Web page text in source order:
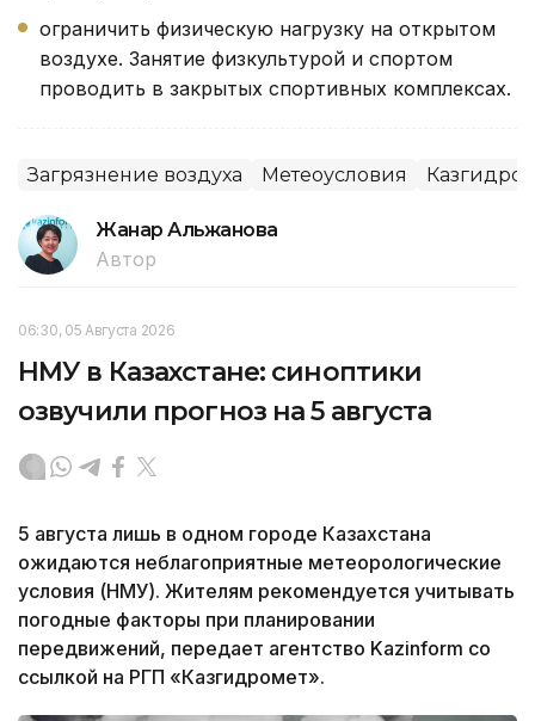
ограничить физическую нагрузку на открытом
воздухе. Занятие физкультурой и спортом
проводить в закрытых спортивных комплексах.
Загрязнение воздуха Метеоусловия
Жанар Альжанова
Автор
06:30, 05 Августа 2026
НМУ в Казахстане: синоптики
озвучили прогноз на 5 августа
5 августа лишь в одном городе Казахстана
ожидаются неблагоприятные метеорологические
условия (НМУ). Жителям рекомендуется учитывать
погодные факторы при планировании
передвижений, передает агентство Kazinform со
ссылкой на РГП «Казгидромет».